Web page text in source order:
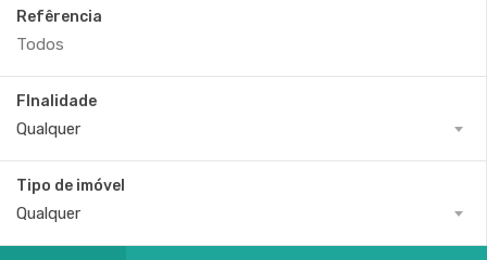
Refêrencia
FInalidade
Qualquer
Tipo de imóvel
Qualquer